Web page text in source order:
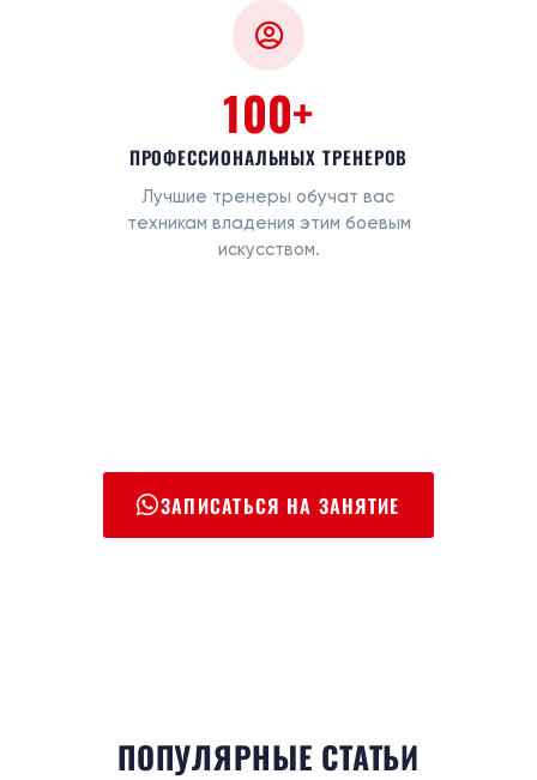
100+
ПРОФЕССИОНАЛЬНЫХ ТРЕНЕРОВ
Лучшие тренеры обучат вас
техникам владения этим боевым
искусством.
ЗАПИСАТЬСЯ НА ЗАНЯТИЕ
ПОПУЛЯРНЫЕ СТАТЬИ